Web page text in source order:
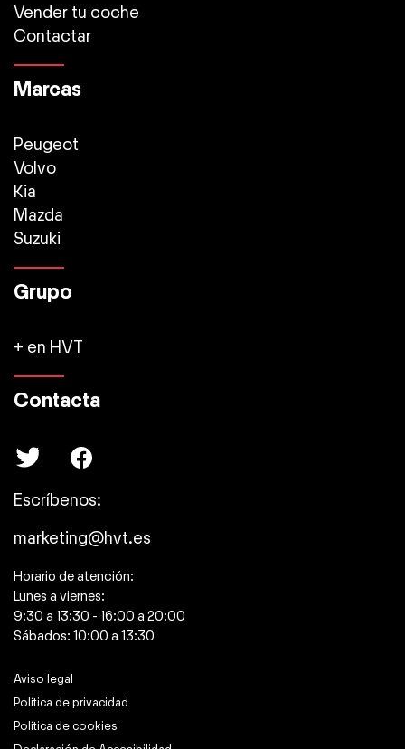
Vender tu coche
Contactar
Marcas
Peugeot
Volvo
Kia
Mazda
Suzuki
Grupo
+ en HVT
Contacta
Escríbenos:
marketing@hvt.es
Horario de atención:
Lunes a viernes:
9:30 a 13:30 - 16:00 a 20:00
Sábados: 10:00 a 13:30
Aviso legal
Política de privacidad
Política de cookies